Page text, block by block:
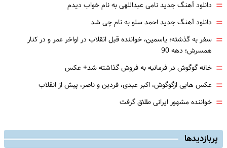
= دانلود آهنگ جدید نامی عبداللهی به نام خواب دیدم
= دانلود آهنگ جدید احمد سلو به نام چی شد
= سفر به گذشته؛ یاسمین، خواننده قبل انقلاب در اواخر عمر و در کنار
همسرش؛ دهه 90
= خانه گوگوش در فرمانیه به فروش گذاشته شد+ عکس
= عکس هایی ازگوگوش، اکبر عبدی، فردین و ناصر، پیش از انقلاب
= خواننده مشهور ایرانی طلاق گرفت
پربازدیدها